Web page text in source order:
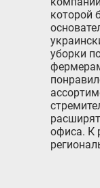
которой
уборки
офиса. К